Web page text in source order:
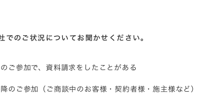
でのご状況についてお聞かせください。
ご参加で、資料請求をしたことがある
のご参加（ご商談中のお客様・契約者様・施主様など）